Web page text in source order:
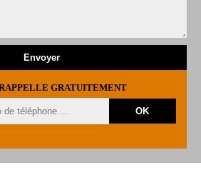
GRATUITEMENT